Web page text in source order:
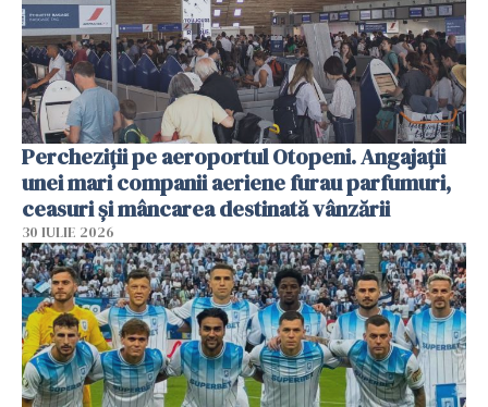
Percheziții pe aeroportul Otopeni. Angajații
unei mari companii aeriene furau parfumuri,
ceasuri și mâncarea destinată vânzării
30 IULIE 2026